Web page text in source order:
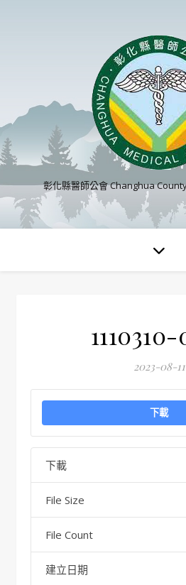
彰化縣醫師公會 Changhua
2023-08-11
下載
下載
File Size
File Count
建立日期